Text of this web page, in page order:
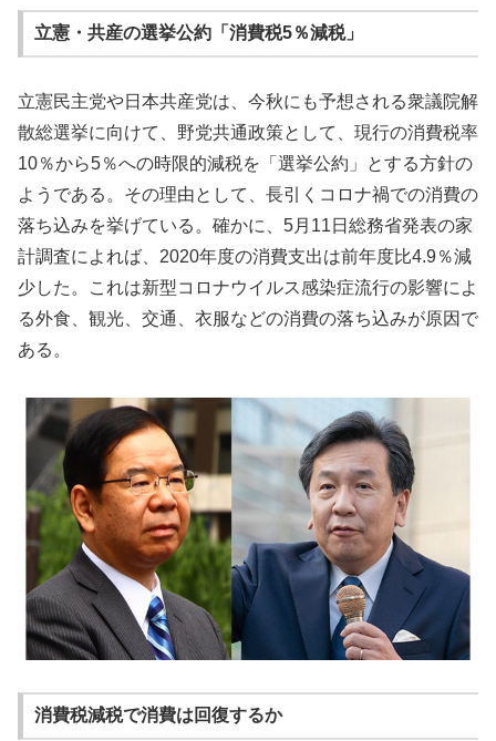
立憲・共産の選挙公約「消費税5％減税」
立憲民主党や日本共産党は、今秋にも予想される衆議院解
散総選挙に向けて、野党共通政策として、現行の消費税率
10％から5％への時限的減税を「選挙公約」とする方針の
ようである。その理由として、長引くコロナ禍での消費の
落ち込みを挙げている。確かに、5月11日総務省発表の家
計調査によれば、2020年度の消費支出は前年度比4.9％減
少した。これは新型コロナウイルス感染症流行の影響によ
る外食、観光、交通、衣服などの消費の落ち込みが原因で
ある。
消費税減税で消費は回復するか